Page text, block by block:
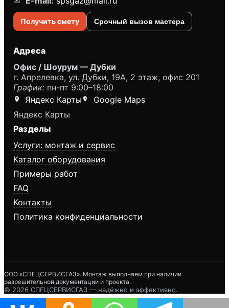
Получить смету Срочный вызов мастера
Адреса
Офис / Шоурум — Дубки
г. Апрелевка, ул. Дубки, 19А, 2 этаж, офис 201
График: пн-пт 9:00–18:00
Яндекс Карты
Google Maps
Яндекс Карты
Разделы
Услуги: монтаж и сервис
Каталог оборудования
Примеры работ
FAQ
Контакты
Политика конфиденциальности
ООО «СПЕЦСЕРВИСГАЗ». Монтаж выполняем при наличии
разрешительной документации и проекта.
© 2026 СПЕЦСЕРВИСГАЗ — надёжно и эффективно.